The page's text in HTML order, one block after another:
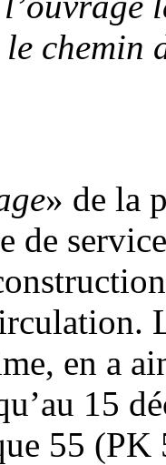
chemin
» de la
de
en a
15
55 (PK